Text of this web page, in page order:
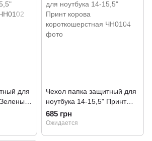
для
Чехол папка защитный для
ноутбука 14-15,5" Принт
корова короткошерстная
685 грн
Ожидается